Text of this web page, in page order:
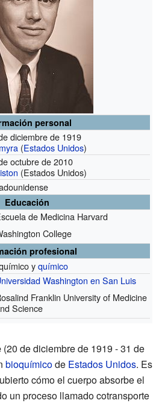
personal
diciembre de 1919
(Estados Unidos)
octubre de 2010
(Estados Unidos)
Educación
de Medicina Harvard
College
profesional
yquímico
Washington en San Luis
Franklin University of Medicine
Science
(20 de diciembre de 1919 - 31 de
bioquímicode Estados Unidos. Es
cómo el cuerpo absorbe el
un proceso llamado cotransporte